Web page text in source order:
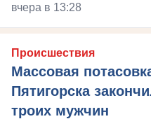
вчера в 13:28
Происшествия
Массовая
Пятигорска
троих мужчин